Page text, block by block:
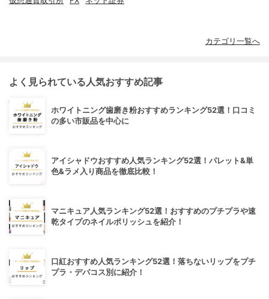
カテゴリ一覧へ
よく見られている人気おすすめ記事
ホワイトニング歯磨き粉おすすめランキング52選！口コミ
の多い市販品を中心に
アイシャドウおすすめ人気ランキング52選！パレット&単
色&ラメ入り商品を徹底比較！
マニキュア人気ランキング52選！おすすめのプチプラや速
乾タイプのネイルポリッシュを紹介！
口紅おすすめ人気ランキング52選！落ちないリップをプチ
プラ・デパコス別に紹介！